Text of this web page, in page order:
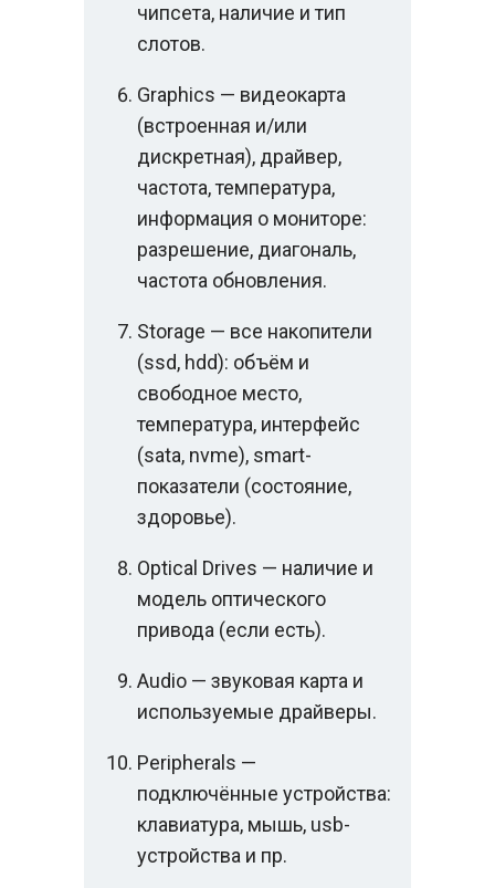
чипсета, наличие и тип
слотов.
Graphics — видеокарта
(встроенная и/или
дискретная), драйвер,
частота, температура,
информация о мониторе:
разрешение, диагональ,
частота обновления.
Storage — все накопители
(ssd, hdd): объём и
свободное место,
температура, интерфейс
(sata, nvme), smart-
показатели (состояние,
здоровье).
Optical Drives — наличие и
модель оптического
привода (если есть).
Audio — звуковая карта и
используемые драйверы.
Peripherals —
подключённые устройства:
клавиатура, мышь, usb-
устройства и пр.